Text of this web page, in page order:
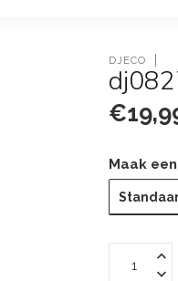
DJECO
Maak